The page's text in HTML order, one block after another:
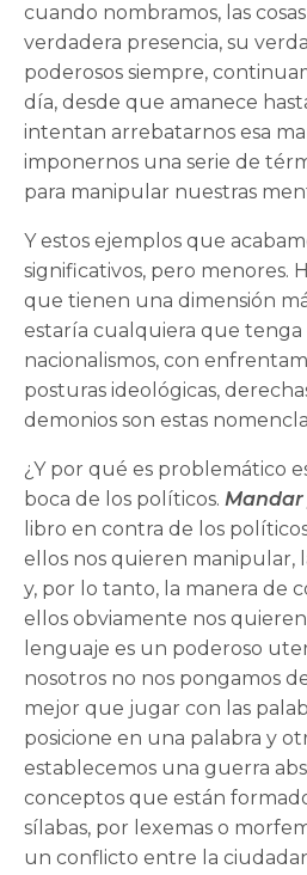
cuando nombramos, las
verdadera presencia, su
poderosos siempre,
día, desde que amanece
intentan arrebatarnos esa
imponernos una serie de
para manipular nuestras
Y estos ejemplos que
significativos, pero menores.
que tienen una dimensión
estaría cualquiera que
nacionalismos, con
posturas ideológicas,
demonios son estas
¿Y por qué es problemático
boca de los políticos.Mandar
libro en contra de los
ellos nos quieren manipular,
y, por lo tanto, la manera de
ellos obviamente nos
lenguaje es un poderoso
nosotros no nos pongamos
mejor que jugar con las
posicione en una palabra y
establecemos una guerra
conceptos que están
sílabas, por lexemas o
un conflicto entre la